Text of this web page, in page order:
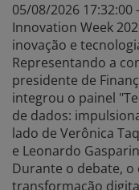
05/08/2026 17:32:00
Innovation Week
inovação e
Representando a
presidente de
integrou o painel
de dados:
lado de Verônica
e Leonardo
Durante o debate,
transformação